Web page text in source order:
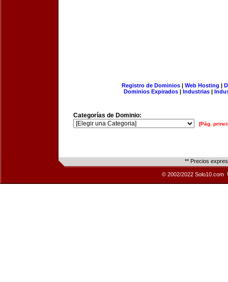
Registro de Dominios| Web Hosting |
Dominios Expirados | Industrias |
Categorías de Dominio:
[Pág.
** Precios
© 2002/2022 Solo10.com